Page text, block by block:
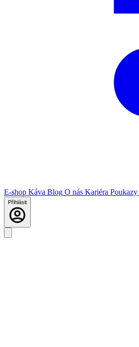
E-shop Káva Blog O nás Kariéra Poukazy
Přihlásit